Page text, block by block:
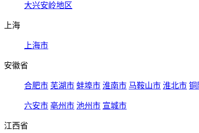
大兴安岭地区
上海
上海市
安徽省
合肥市 芜湖市 蚌埠市 淮南市 马鞍山市 淮北市 铜
六安市 亳州市 池州市 宣城市
江西省